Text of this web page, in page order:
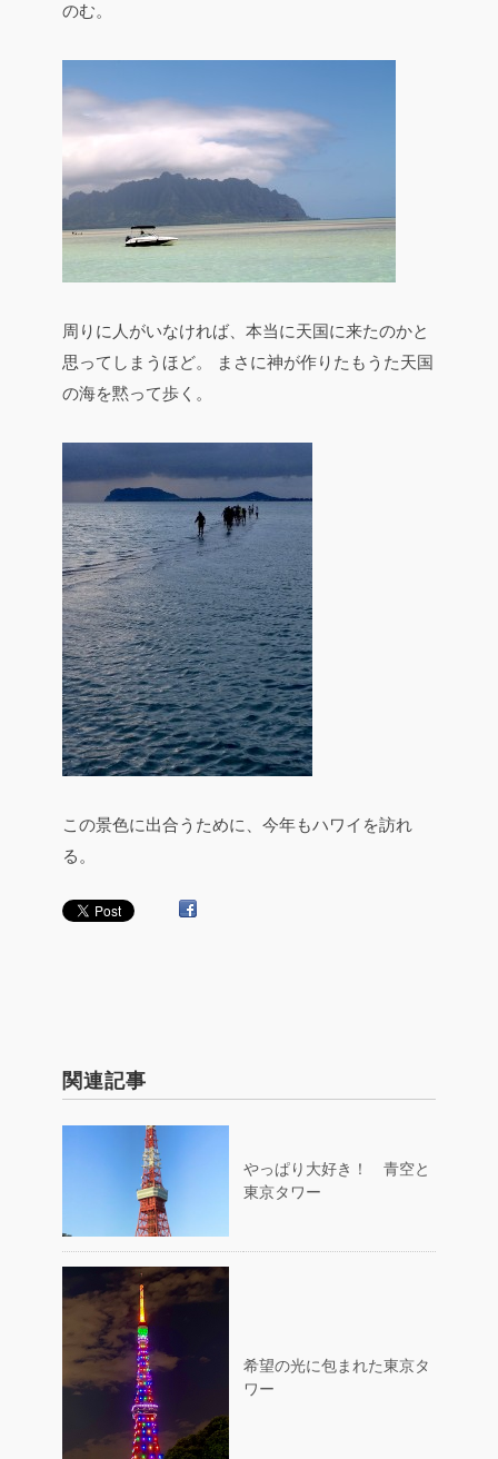
のむ。
周りに人がいなければ、本当に天国に来たのかと
思ってしまうほど。
まさに神が作りたもうた天国
の海を黙って歩く。
この景色に出合うために、今年もハワイを訪れ
る。
関連記事
やっぱり大好き！ 青空と
東京タワー
希望の光に包まれた東京タ
ワー